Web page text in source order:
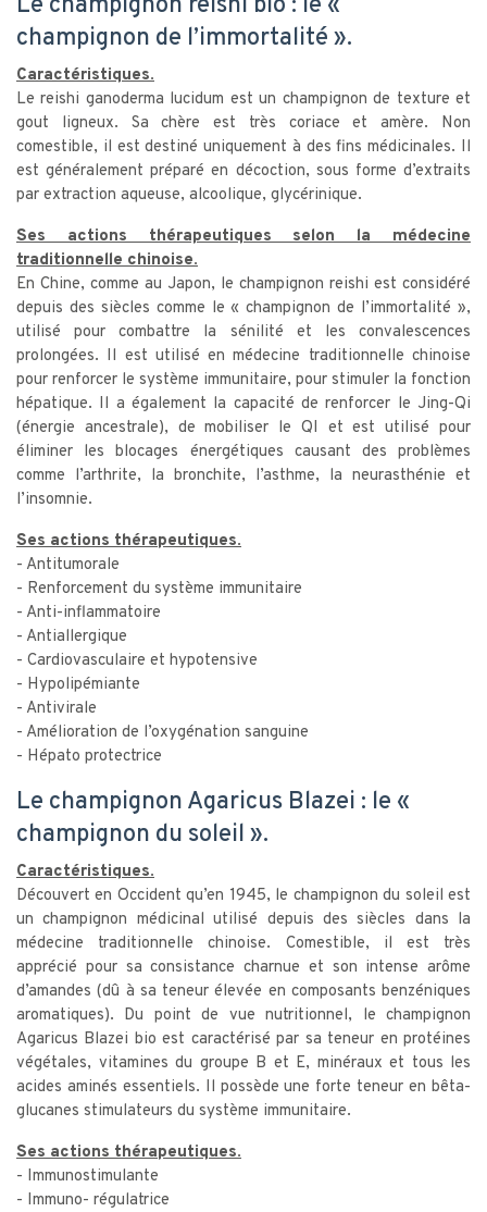
Le champignon reishi bio : le «
champignon de l’immortalité ».
Caractéristiques.
Le reishi ganoderma lucidum est un champignon de texture et
gout ligneux. Sa chère est très coriace et amère. Non
comestible, il est destiné uniquement à des fins médicinales. Il
est généralement préparé en décoction, sous forme d’extraits
par extraction aqueuse, alcoolique, glycérinique.
Ses actions thérapeutiques selon la médecine
traditionnelle chinoise.
En Chine, comme au Japon, le champignon reishi est considéré
depuis des siècles comme le « champignon de l’immortalité »,
utilisé pour combattre la sénilité et les convalescences
prolongées. Il est utilisé en médecine traditionnelle chinoise
pour renforcer le système immunitaire, pour stimuler la fonction
hépatique. Il a également la capacité de renforcer le Jing-Qi
(énergie ancestrale), de mobiliser le QI et est utilisé pour
éliminer les blocages énergétiques causant des problèmes
comme l’arthrite, la bronchite, l’asthme, la neurasthénie et
l’insomnie.
Ses actions thérapeutiques.
- Antitumorale
- Renforcement du système immunitaire
- Anti-inflammatoire
- Antiallergique
- Cardiovasculaire et hypotensive
- Hypolipémiante
- Antivirale
- Amélioration de l’oxygénation sanguine
- Hépato protectrice
Le champignon Agaricus Blazei : le «
champignon du soleil ».
Caractéristiques.
Découvert en Occident qu’en 1945, le champignon du soleil est
un champignon médicinal utilisé depuis des siècles dans la
médecine traditionnelle chinoise. Comestible, il est très
apprécié pour sa consistance charnue et son intense arôme
d’amandes (dû à sa teneur élevée en composants benzéniques
aromatiques). Du point de vue nutritionnel, le champignon
Agaricus Blazei bio est caractérisé par sa teneur en protéines
végétales, vitamines du groupe B et E, minéraux et tous les
acides aminés essentiels. Il possède une forte teneur en bêta-
glucanes stimulateurs du système immunitaire.
Ses actions thérapeutiques.
- Immunostimulante
- Immuno- régulatrice